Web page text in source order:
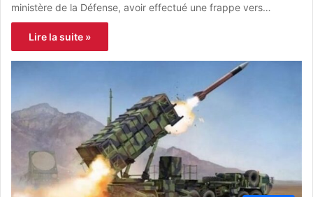
ministère de la Défense, avoir effectué une frappe vers…
Lire la suite »